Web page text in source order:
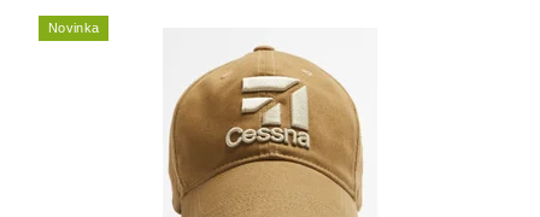
Novinka